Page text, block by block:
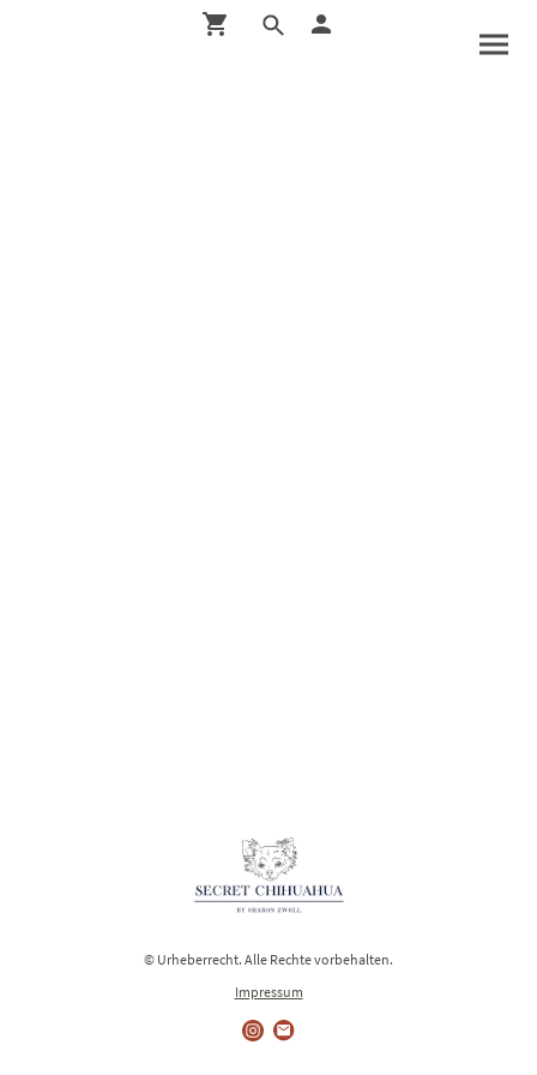
© Urheberrecht. Alle Rechte vorbehalten.
Impressum